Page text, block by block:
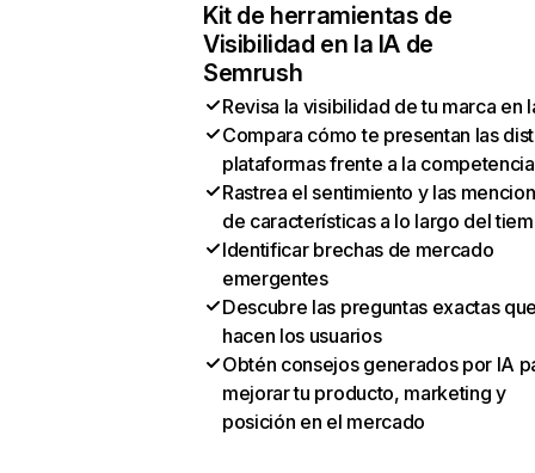
Kit de herramientas de
Visibilidad en la IA de
Semrush
Revisa la visibilidad de tu marca en
Compara cómo te presentan las
plataformas frente a la competencia
Rastrea el sentimiento y las
de características a lo largo del
Identificar brechas de mercado
emergentes
Descubre las preguntas exactas
hacen los usuarios
Obtén consejos generados por IA
mejorar tu producto, marketing y
posición en el mercado